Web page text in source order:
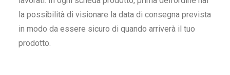
la possibilità di visionare la data di consegna prevista
in modo da essere sicuro di quando arriverà il tuo
prodotto.